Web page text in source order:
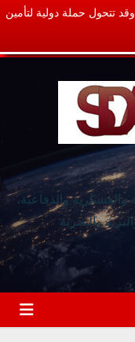
تتحول حملة دولية لتأمين
والدفاعية،
والبحرية